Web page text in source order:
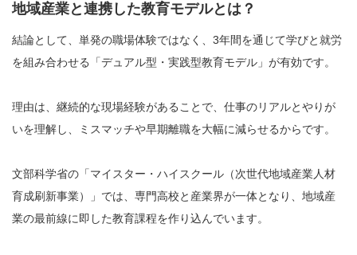
地域産業と連携した教育モデルとは？
結論として、単発の職場体験ではなく、3年間を通じて学びと就労
を組み合わせる「デュアル型・実践型教育モデル」が有効です。
理由は、継続的な現場経験があることで、仕事のリアルとやりが
いを理解し、ミスマッチや早期離職を大幅に減らせるからです。
文部科学省の「マイスター・ハイスクール（次世代地域産業人材
育成刷新事業）」では、専門高校と産業界が一体となり、地域産
業の最前線に即した教育課程を作り込んでいます。